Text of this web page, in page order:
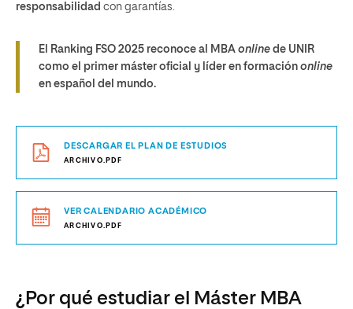
responsabilidad con garantías.
El Ranking FSO 2025 reconoce al MBA online de UNIR
como el primer máster oficial y líder en formación online
en español del mundo.
DESCARGAR EL PLAN DE ESTUDIOS
ARCHIVO.PDF
VER CALENDARIO ACADÉMICO
ARCHIVO.PDF
¿Por qué estudiar el Máster MBA